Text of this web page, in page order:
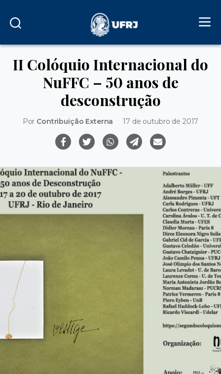
II Colóquio Internacional do
NuFFC – 50 anos de
desconstrução
Por Contribuição Externa 17 de outubro de 2017